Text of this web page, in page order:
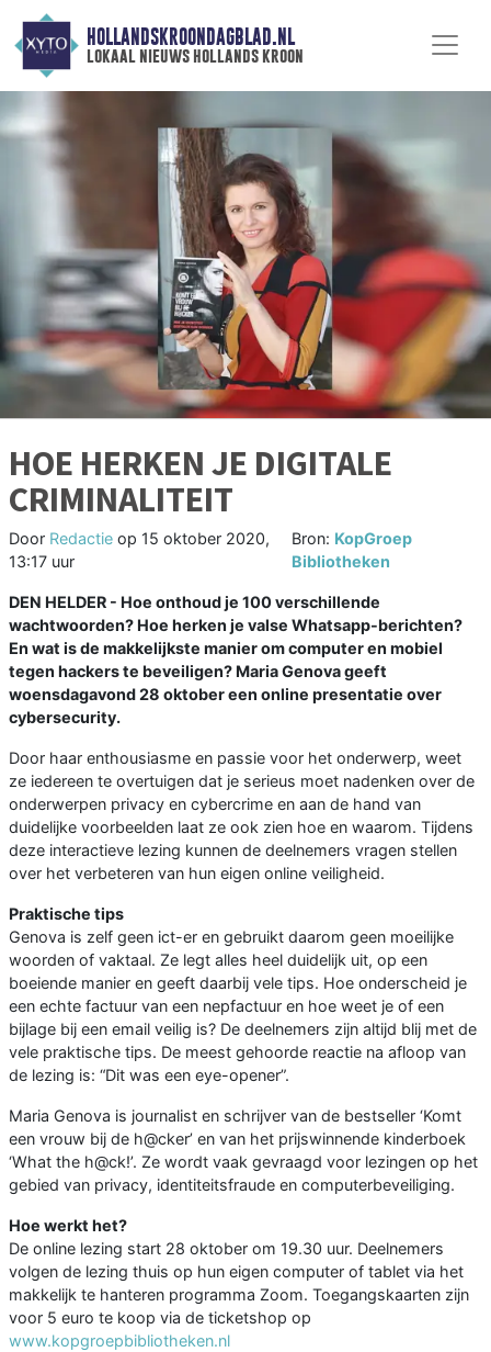
HOLLANDSKROONDAGBLAD.NL
lokaal nieuws hollands kroon
HOE HERKEN JE DIGITALE
CRIMINALITEIT
Door Redactie op 15 oktober 2020,
13:17 uur
Bron: KopGroep
Bibliotheken
DEN HELDER - Hoe onthoud je 100 verschillende
wachtwoorden? Hoe herken je valse Whatsapp-berichten?
En wat is de makkelijkste manier om computer en mobiel
tegen hackers te beveiligen? Maria Genova geeft
woensdagavond 28 oktober een online presentatie over
cybersecurity.
Door haar enthousiasme en passie voor het onderwerp, weet
ze iedereen te overtuigen dat je serieus moet nadenken over de
onderwerpen privacy en cybercrime en aan de hand van
duidelijke voorbeelden laat ze ook zien hoe en waarom. Tijdens
deze interactieve lezing kunnen de deelnemers vragen stellen
over het verbeteren van hun eigen online veiligheid.
Praktische tips
Genova is zelf geen ict-er en gebruikt daarom geen moeilijke
woorden of vaktaal. Ze legt alles heel duidelijk uit, op een
boeiende manier en geeft daarbij vele tips. Hoe onderscheid je
een echte factuur van een nepfactuur en hoe weet je of een
bijlage bij een email veilig is? De deelnemers zijn altijd blij met de
vele praktische tips. De meest gehoorde reactie na afloop van
de lezing is: “Dit was een eye-opener”.
Maria Genova is journalist en schrijver van de bestseller ‘Komt
een vrouw bij de h@cker’ en van het prijswinnende kinderboek
‘What the h@ck!’. Ze wordt vaak gevraagd voor lezingen op het
gebied van privacy, identiteitsfraude en computerbeveiliging.
Hoe werkt het?
De online lezing start 28 oktober om 19.30 uur. Deelnemers
volgen de lezing thuis op hun eigen computer of tablet via het
makkelijk te hanteren programma Zoom. Toegangskaarten zijn
voor 5 euro te koop via de ticketshop op
www.kopgroepbibliotheken.nl